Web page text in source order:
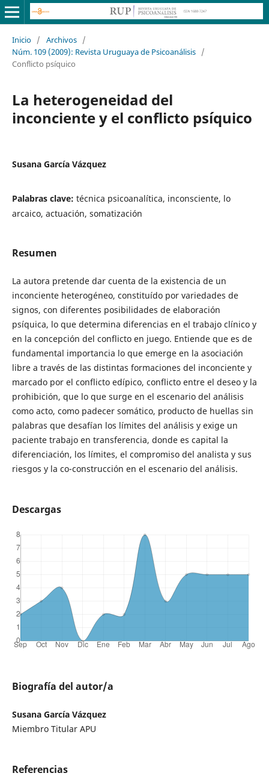
Inicio / Archivos /
Núm. 109 (2009): Revista Uruguaya de Psicoanálisis /
Conflicto psíquico
La heterogeneidad del
inconciente y el conflicto psíquico
Susana García Vázquez
Palabras clave: técnica psicoanalítica, inconsciente, lo
arcaico, actuación, somatización
Resumen
La autora pretende dar cuenta de la existencia de un
inconciente heterogéneo, constituído por variedades de
signos, con diferentes posibilidades de elaboración
psíquica, lo que determina diferencias en el trabajo clínico y
en la concepción del conflicto en juego. Entiende que es de
fundamental importancia lo que emerge en la asociación
libre a través de las distintas formaciones del inconciente y
marcado por el conflicto edípico, conflicto entre el deseo y la
prohibición, que lo que surge en el escenario del análisis
como acto, como padecer somático, producto de huellas sin
palabras que desafían los límites del análisis y exige un
paciente trabajo en transferencia, donde es capital la
diferenciación, los límites, el compromiso del analista y sus
riesgos y la co-construcción en el escenario del análisis.
Descargas
Biografía del autor/a
Susana García Vázquez
Miembro Titular APU
Referencias